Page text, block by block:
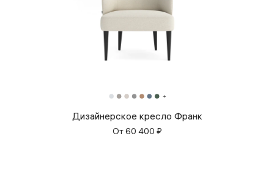
Дизайнерское кресло Франк
От60 400 ₽